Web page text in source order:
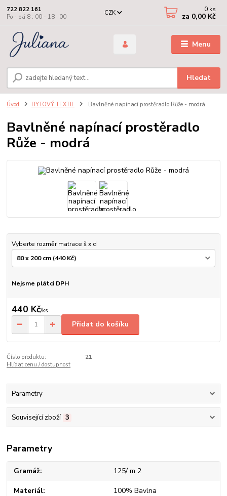
Menu
CZK
Hledat
722 822 161
Po - pá 8 : 00 - 18 : 00
0 ks
za 0,00 Kč
Úvod BYTOVÝ TEXTIL Bavlněné napínací prostěradlo Růže - modrá
Bavlněné napínací prostěradlo
Růže - modrá
Vyberte rozměr matrace š x d
Nejsme plátci DPH
440 Kč/ks
Přidat do košíku
Číslo produktu:
21
Hlídat cenu / dostupnost
Parametry
Související zboží 3
Parametry
Gramáž 125/ m 2
Materiál 100% Bavlna